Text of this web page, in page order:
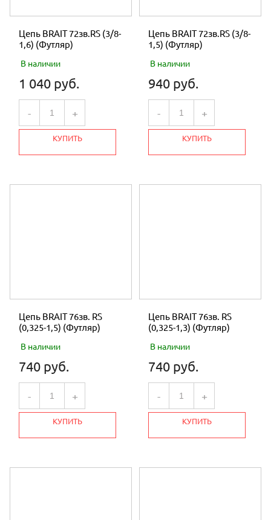
Цепь BRAIT 72зв.RS (3/8-
1,6) (Футляр)
В наличии
1 040 руб.
- +
КУПИТЬ
Цепь BRAIT 72зв.RS (3/8-
1,5) (Футляр)
В наличии
940 руб.
- +
КУПИТЬ
Цепь BRAIT 76зв. RS
(0,325-1,5) (Футляр)
В наличии
740 руб.
- +
КУПИТЬ
Цепь BRAIT 76зв. RS
(0,325-1,3) (Футляр)
В наличии
740 руб.
- +
КУПИТЬ